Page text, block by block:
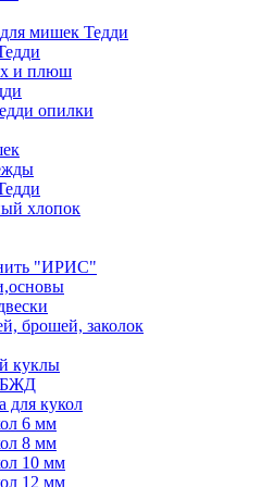
мишек Тедди
и плюш
опилки
хлопок
"ИРИС"
брошей, заколок
куклы
БЖД
для кукол
6 мм
8 мм
10 мм
12 мм